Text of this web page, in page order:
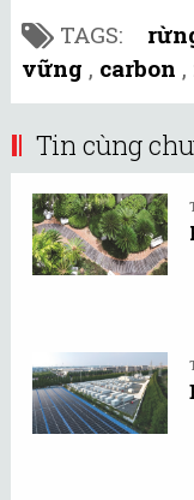
TAGS:
vững , carbon ,
Tin cùng